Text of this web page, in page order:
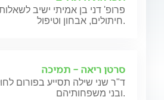
פרופ' דני בן אמיתי ישיב
חיתולים, אבחון וטיפול.
סרטן ריאה - תמיכה
ד"ר שני שילה תסייע בפורום
ובני משפחותיהם.